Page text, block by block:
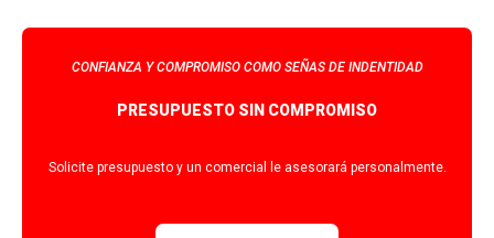
CONFIANZA Y COMPROMISO COMO SEÑAS DE INDENTIDAD
PRESUPUESTO SIN COMPROMISO
Solicite presupuesto y un comercial le asesorará personalmente.